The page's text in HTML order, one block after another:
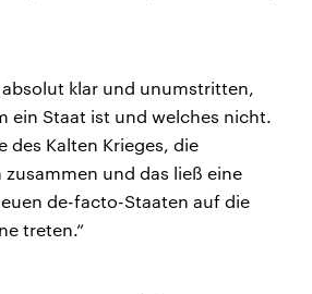
absolut klar und unumstritten,
ein Staat ist und welches nicht.
des Kalten Krieges, die
und das ließ eine
de-facto-Staaten auf die
treten.“